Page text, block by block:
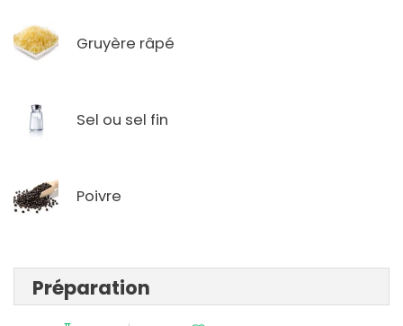
Gruyère râpé
Sel ou sel fin
Poivre
Préparation